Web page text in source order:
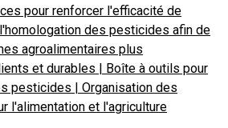
pour renforcer l'efficacité de
des pesticides afin de
agroalimentaires plus
et durables | Boîte à outils pour
pesticides | Organisation des
l'alimentation et l'agriculture